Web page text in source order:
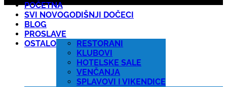
POČETNA
SVI NOVOGODIŠNJI DOČECI
BLOG
PROSLAVE
OSTALO
RESTORANI
KLUBOVI
HOTELSKE SALE
VENČANJA
SPLAVOVI I VIKENDICE